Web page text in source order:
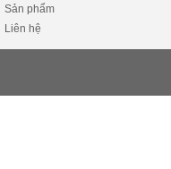
Sản phẩm
Liên hệ